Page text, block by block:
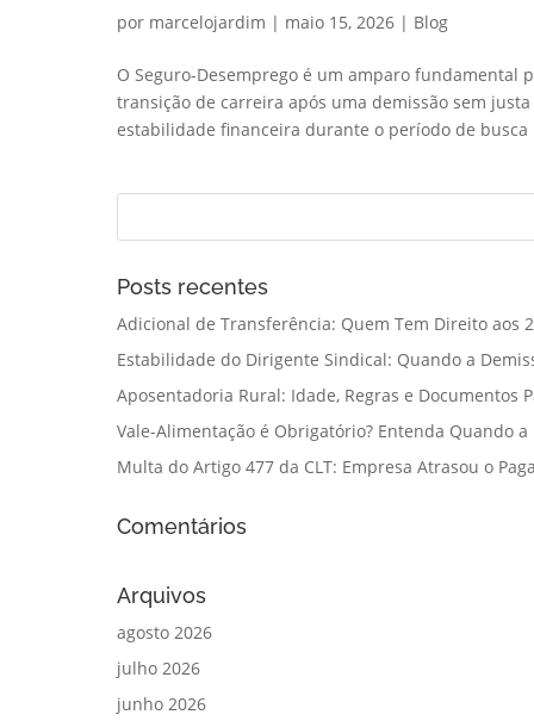
por marcelojardim | maio 15, 2026 | Blog
O Seguro-Desemprego é um amparo
transição de carreira após uma demissão sem
estabilidade financeira durante o período de busca
Posts recentes
Adicional de Transferência: Quem Tem Direito aos
Estabilidade do Dirigente Sindical: Quando a
Aposentadoria Rural: Idade, Regras e Documentos
Vale-Alimentação é Obrigatório? Entenda Quando
Multa do Artigo 477 da CLT: Empresa Atrasou o
Comentários
Arquivos
agosto 2026
julho 2026
junho 2026